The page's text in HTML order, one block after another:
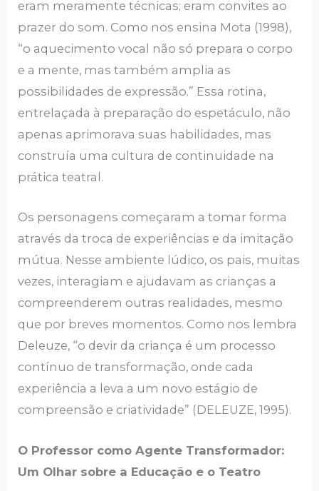
eram meramente técnicas; eram convites ao
prazer do som. Como nos ensina Mota (1998),
“o aquecimento vocal não só prepara o corpo
e a mente, mas também amplia as
possibilidades de expressão.” Essa rotina,
entrelaçada à preparação do espetáculo, não
apenas aprimorava suas habilidades, mas
construía uma cultura de continuidade na
prática teatral.
Os personagens começaram a tomar forma
através da troca de experiências e da imitação
mútua. Nesse ambiente lúdico, os pais, muitas
vezes, interagiam e ajudavam as crianças a
compreenderem outras realidades, mesmo
que por breves momentos. Como nos lembra
Deleuze, “o devir da criança é um processo
contínuo de transformação, onde cada
experiência a leva a um novo estágio de
compreensão e criatividade” (DELEUZE, 1995).
O Professor como Agente Transformador:
Um Olhar sobre a Educação e o Teatro